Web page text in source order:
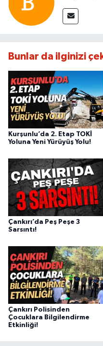
Bunlar da ilginizi
Kurşunlu’da 2. Etap TOKİ
Yoluna Yeni Yürüyüş Yolu!
Çankırı’da Peş Peşe 3
Sarsıntı!
Çankırı Polisinden
Çocuklara Bilgilendirme
Etkinliği!